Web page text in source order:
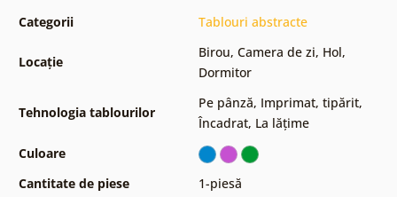
Categorii Tablouri abstracte
Locație
Birou, Camera de zi, Hol,
Dormitor
Tehnologia tablourilor
Pe pânză, Imprimat, tipărit,
Încadrat, La lățime
Culoare
Cantitate de piese
1-piesă